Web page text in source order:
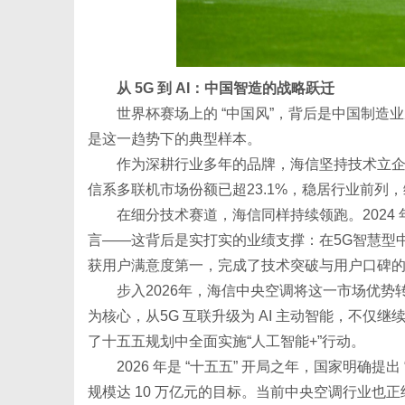
从 5G 到 AI：中国智造的战略跃迁
世界杯赛场上的 “中国风”，背后是中国制造
是这一趋势下的典型样本。
作为深耕行业多年的品牌，海信坚持技术立
信系多联机市场份额已超23.1%，稳居行业前列
在细分技术赛道，海信同样持续领跑。2024
言——这背后是实打实的业绩支撑：在5G智慧型
获用户满意度第一，完成了技术突破与用户口碑
步入2026年，海信中央空调将这一市场优势
为核心，从5G 互联升级为 AI 主动智能，不仅继
了十五五规划中全面实施“人工智能+”行动。
2026 年是 “十五五” 开局之年，国家明确提
规模达 10 万亿元的目标。当前中央空调行业也